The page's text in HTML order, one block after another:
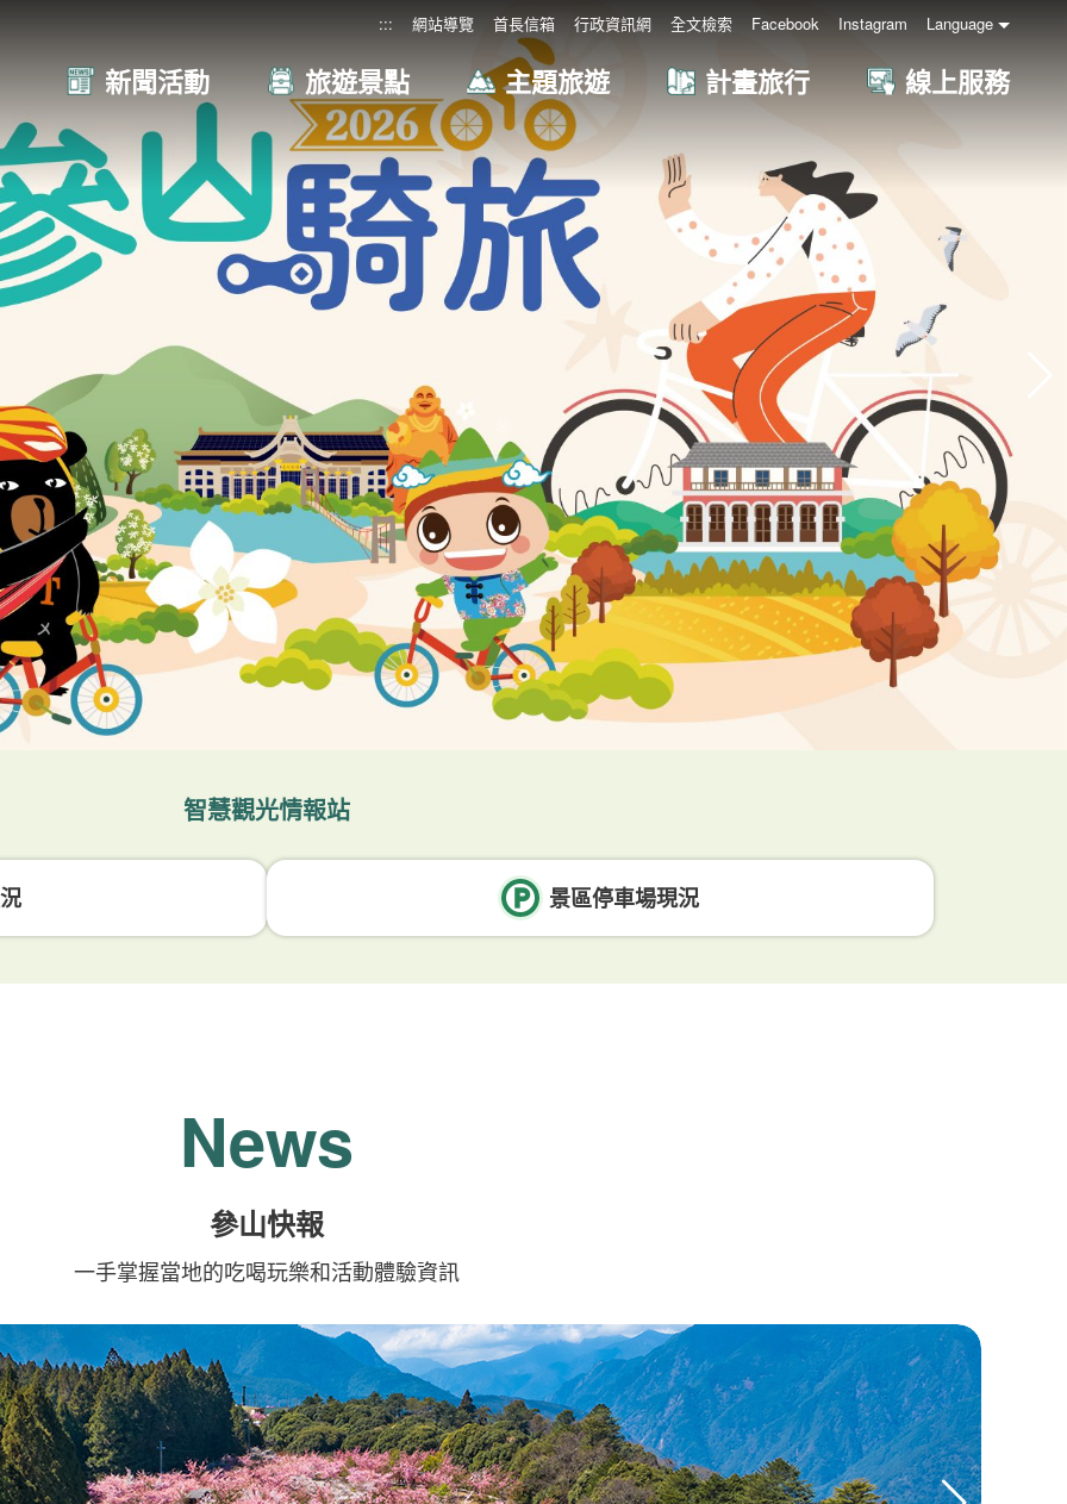
::: 網站導覽 首長信箱 行政資訊網 全文檢索 Facebook Instagram Language
新聞活動 旅遊景點 主題旅遊 計畫旅行 線上服務
智慧觀光情報站
景區停車場現況
News
參山快報
一手掌握當地的吃喝玩樂和活動體驗資訊